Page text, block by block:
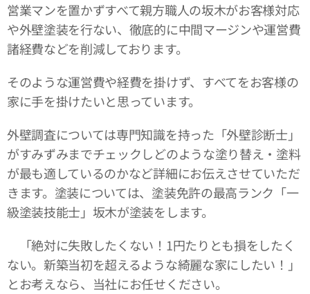
営業マンを置かずすべて親方職人の坂木がお客様対応
や外壁塗装を行ない、徹底的に中間マージンや運営費
諸経費などを削減しております。
そのような運営費や経費を掛けず、すべてをお客様の
家に手を掛けたいと思っています。
外壁調査については専門知識を持った「外壁診断士」
がすみずみまでチェックしどのような塗り替え・塗料
が最も適しているのかなど詳細にお伝えさせていただ
きます。塗装については、塗装免許の最高ランク「一
級塗装技能士」坂木が塗装をします。
「絶対に失敗したくない！1円たりとも損をしたく
ない。新築当初を超えるような綺麗な家にしたい！」
とお考えなら、当社にお任せください。